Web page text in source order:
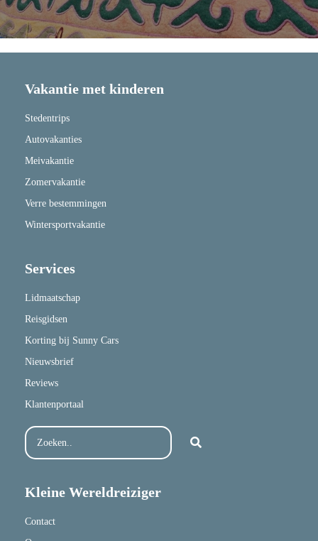
Vakantie met kinderen
Stedentrips
Autovakanties
Meivakantie
Zomervakantie
Verre bestemmingen
Wintersportvakantie
Services
Lidmaatschap
Reisgidsen
Korting bij Sunny Cars
Nieuwsbrief
Reviews
Klantenportaal
Kleine Wereldreiziger
Contact